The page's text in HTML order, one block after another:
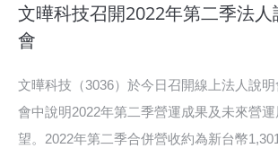
文曄科技召開2022年第二季法人
會
文曄科技（3036）於今日召開線上法人說明
會中說明2022年第二季營運成果及未來營運
望。2022年第二季合併營收約為新台幣